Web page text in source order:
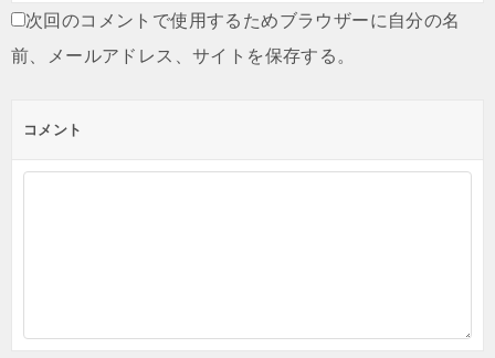
次回のコメントで使用するためブラウザーに自分の名
前、メールアドレス、サイトを保存する。
コメント